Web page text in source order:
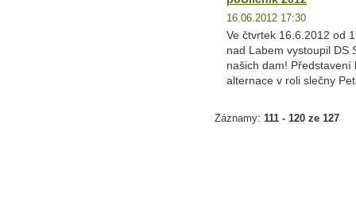
16.06.2012 17:30
Ve čtvrtek 16.6.2012 od
nad Labem vystoupil DS
našich dam!
alternace v roli slečny
Záznamy: 111 - 120 ze 127